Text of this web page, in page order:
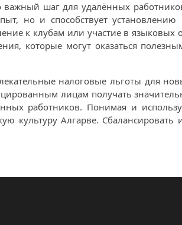
шаг для удалённых
но и способствует установлению
к клубам или участие в
которые могут оказаться
налоговые льготы для
лицам получать
работников. Понимая и
культуру Алгарве.